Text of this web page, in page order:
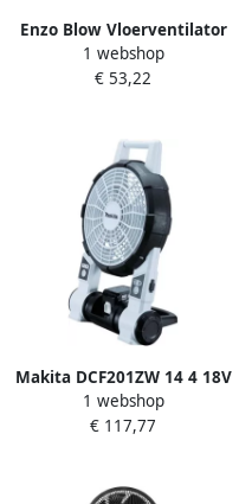
Enzo Blow Vloerventilator
30cm | 220V | 70W | 3
luchtstroomniveaus |
1 webshop
€ 53,22
Makita DCF201ZW 14 4 18V
Li-Ion accu ventilator body
Wit DCF201ZW
1 webshop
€ 117,77